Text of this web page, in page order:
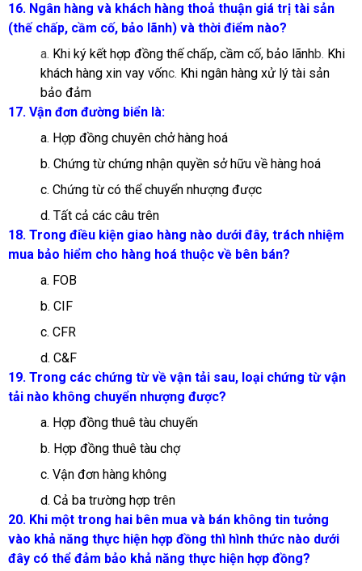
16. Ngân hàng và khách hàng thoả thuận giá trị tài sản
(thế chấp, cầm cố, bảo lãnh) và thời điểm nào?
a. Khi ký kết hợp đồng thế chấp, cầm cố, bảo lãnhb. Khi
khách hàng xin vay vốnc. Khi ngân hàng xử lý tài sản
bảo đảm
17. Vận đơn đường biển là:
a. Hợp đồng chuyên chở hàng hoá
b. Chứng từ chứng nhận quyền sở hữu về hàng hoá
c. Chứng từ có thể chuyển nhượng được
d. Tất cả các câu trên
18. Trong điều kiện giao hàng nào dưới đây, trách nhiệm
mua bảo hiểm cho hàng hoá thuộc về bên bán?
a. FOB
b. CIF
c. CFR
d. C&F
19. Trong các chứng từ về vận tải sau, loại chứng từ vận
tải nào không chuyển nhượng được?
a. Hợp đồng thuê tàu chuyến
b. Hợp đồng thuê tàu chợ
c. Vận đơn hàng không
d. Cả ba trường hợp trên
20. Khi một trong hai bên mua và bán không tin tưởng
vào khả năng thực hiện hợp đồng thì hình thức nào dưới
đây có thể đảm bảo khả năng thực hiện hợp đồng?